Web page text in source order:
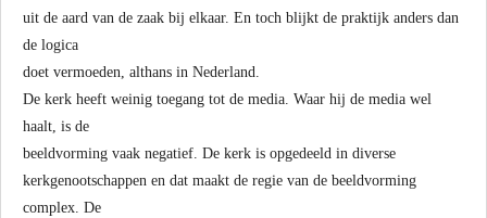
uit de aard van de zaak bij elkaar. En toch blijkt de praktijk anders dan
de logica
doet vermoeden, althans in Nederland.
De kerk heeft weinig toegang tot de media. Waar hij de media wel
haalt, is de
beeldvorming vaak negatief. De kerk is opgedeeld in diverse
kerkgenootschappen en dat maakt de regie van de beeldvorming
complex. De